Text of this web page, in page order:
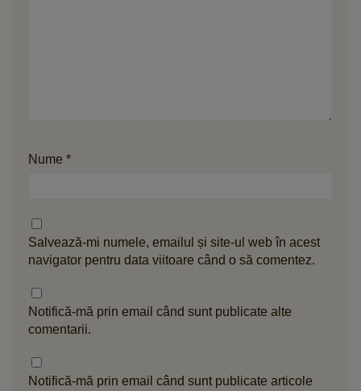
Nume *
Salvează-mi numele, emailul și site-ul web în acest
navigator pentru data viitoare când o să comentez.
Notifică-mă prin email când sunt publicate alte
comentarii.
Notifică-mă prin email când sunt publicate articole